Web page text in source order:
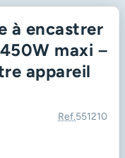
à encastrer
maxi –
appareil
Ref.551210